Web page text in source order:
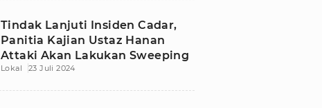
Tindak Lanjuti Insiden Cadar,
Panitia Kajian Ustaz Hanan
Attaki Akan Lakukan Sweeping
Lokal 23 Juli 2024